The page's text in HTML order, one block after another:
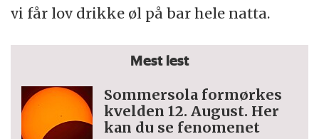
vi får lov drikke øl på bar hele natta.
Mest lest
Sommersola formørkes
kvelden 12. August. Her
kan du se fenomenet